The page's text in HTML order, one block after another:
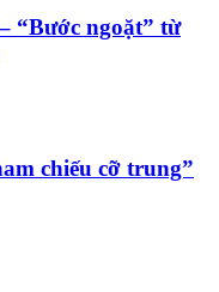
“Bước ngoặt” từ
chiếu cỡ trung”